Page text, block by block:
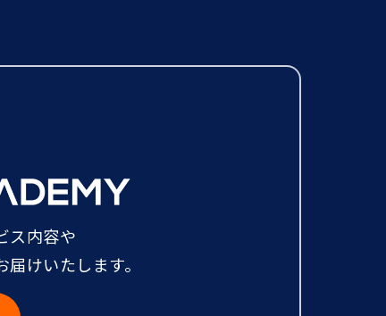
ス内容や
けいたします。